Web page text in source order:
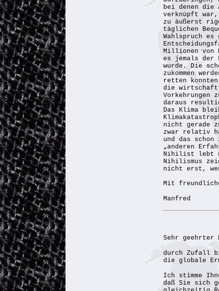
bei denen die
verknüpft war,
zu äußerst
täglichen
Wahlspruch
Millionen von
es jemals
wurde. Die
zukommen
retten
die
daraus
Das Klima
nicht gerade
zwar relativ
und das schon
„anderen
Nihilist lebt
Nihilismus
nicht erst,
Mit
Manfred
Sehr geehrter
durch Zufall
die globale
Ich stimme
daß Sie sich